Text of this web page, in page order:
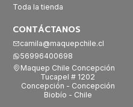
Toda la tienda
CONTÁCTANOS
camila@maquepchile.cl
56996400698
Maquep Chile Concepción
Tucapel # 1202
Concepción - Concepción
Biobío - Chile